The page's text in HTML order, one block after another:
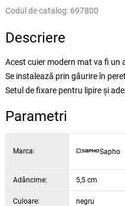
Codul de catalog: 697800
Descriere
Acest cuier modern mat va fi un
Se instalează prin găurire în
Setul de fixare pentru lipire și
Parametri
Marca: Sapho
Adâncime: 5,5 cm
Culoare: negru